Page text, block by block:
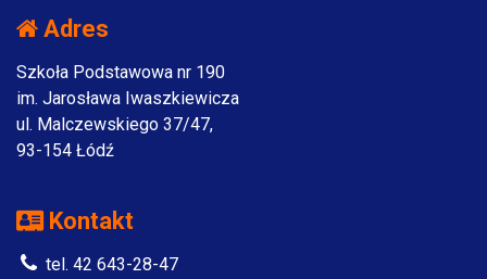
Adres
Szkoła Podstawowa nr 190
im. Jarosława Iwaszkiewicza
ul. Malczewskiego 37/47,
93-154 Łódź
Kontakt
tel. 42 643-28-47